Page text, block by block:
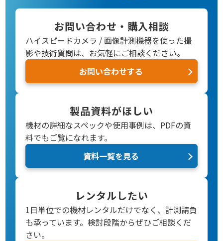
お問い合わせ・購入相談
ハイスピードカメラ / 画像計測機器を使った撮
影や技術質問は、お気軽にご相談ください。
お問い合わせする
製品資料がほしい
機材の詳細なスペックや使用事例は、PDFの資
料でもご覧になれます。
資料一覧を見る
レンタルしたい
1日単位での機材レンタルだけでなく、計測請負
も承っています。検討段階からぜひご相談くだ
さい。